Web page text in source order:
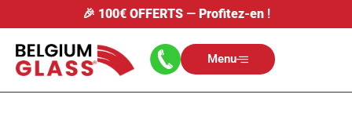
🎉 100€ OFFERTS— Profitez-en!
Menu